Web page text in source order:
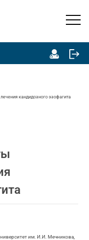
кандидозного эзофагита
им. И.И. Мечникова,